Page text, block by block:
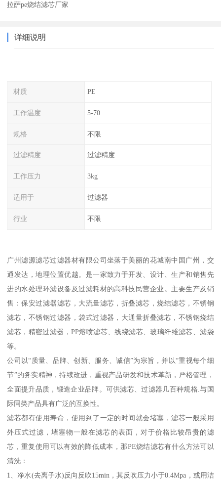
拉萨pe烧结滤芯厂家
详细说明
材质 PE
工作温度 5-70
规格 不限
过滤精度 过滤精度
工作压力 3kg
适用于 过滤器
行业 不限
广州滤源滤芯过滤器材有限公司坐落于美丽的花城南中国广州，交
通发达，地理位置优越。是一家致力于开发、设计、生产和销售先
进的水处理环滤设备及过滤耗材的高科技民营企业。主要生产及销
售：保安过滤器滤芯，大流量滤芯，折叠滤芯，烧结滤芯，不锈钢
滤芯，不锈钢过滤器，袋式过滤器，大通量折叠滤芯，不锈钢烧结
滤芯，精密过滤器，PP熔喷滤芯、线绕滤芯、玻璃纤维滤芯、滤袋
等。
公司以“质量、品牌、创新、服务、诚信”为宗旨，并以“重视每个细
节”的务实精神，持续改进，重视产品研发和技术革新，严格管理，
全面提升品质，锻造企业品牌。可供滤芯、过滤器几百种规格.与国
际同类产品具有广泛的互换性。
滤芯都有使用寿命，使用到了一定的时间就会堵塞，滤芯一般采用
外压式过滤，堵塞物一般在滤芯的表面，对于价格比较昂贵的滤
芯，重复使用可以有效的降低成本，那PE烧结滤芯有什么方法可以
清洗：
1、净水(去离子水)反向反吹15min，其反吹压力小于0.4Mpa，或用洁